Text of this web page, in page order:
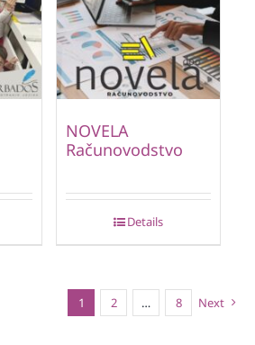
NOVELA
Računovodstvo
Details
1 2 … 8 Next